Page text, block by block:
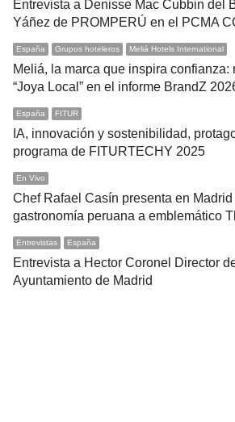
Entrevista a Denisse Mac Cubbin del
Yáñez de PROMPERÚ en el PCMA
España Grupos hoteleros Meliá Hotels International
Meliá, la marca que inspira confianza:
“Joya Local” en el informe BrandZ
España FITUR
IA, innovación y sostenibilidad,
programa de FITURTECHY 2025
En Vivo
Chef Rafael Casín presenta en
gastronomía peruana a emblemático
Entrevistas España
Entrevista a Hector Coronel Director
Ayuntamiento de Madrid